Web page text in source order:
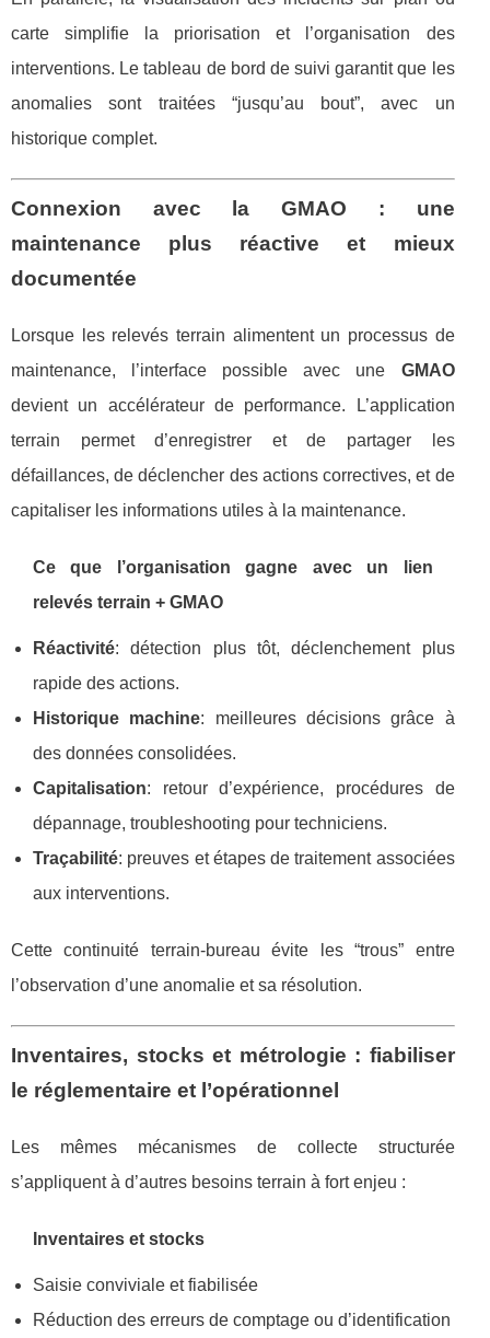
carte simplifie la priorisation et l’organisation des
interventions. Le tableau de bord de suivi garantit que les
anomalies sont traitées “jusqu’au bout”, avec un
historique complet.
Connexion avec la GMAO : une
maintenance plus réactive et mieux
documentée
Lorsque les relevés terrain alimentent un processus de
maintenance, l’interface possible avec une GMAO
devient un accélérateur de performance. L’application
terrain permet d’enregistrer et de partager les
défaillances, de déclencher des actions correctives, et de
capitaliser les informations utiles à la maintenance.
Ce que l’organisation gagne avec un lien
relevés terrain + GMAO
Réactivité: détection plus tôt, déclenchement plus
rapide des actions.
Historique machine: meilleures décisions grâce à
des données consolidées.
Capitalisation: retour d’expérience, procédures de
dépannage, troubleshooting pour techniciens.
Traçabilité: preuves et étapes de traitement associées
aux interventions.
Cette continuité terrain-bureau évite les “trous” entre
l’observation d’une anomalie et sa résolution.
Inventaires, stocks et métrologie : fiabiliser
le réglementaire et l’opérationnel
Les mêmes mécanismes de collecte structurée
s’appliquent à d’autres besoins terrain à fort enjeu :
Inventaires et stocks
Saisie conviviale et fiabilisée
Réduction des erreurs de comptage ou d’identification